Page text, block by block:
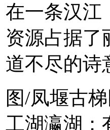
在一条汉江
资源占据了
道不尽的诗
图/凤堰古
工湖瀛湖；